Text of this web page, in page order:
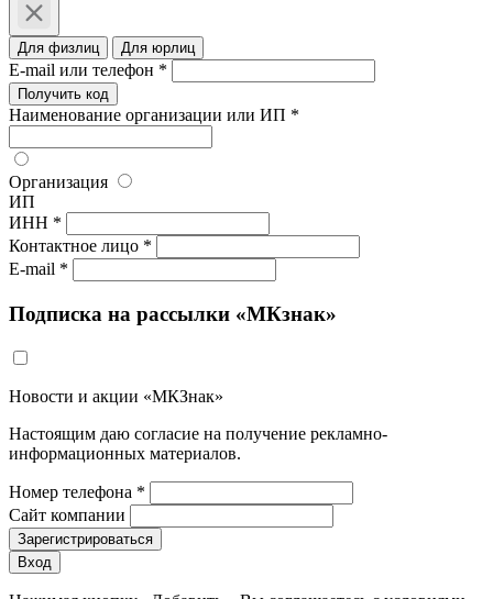
Для физлиц Для юрлиц
E-mail или телефон *
Получить код
Наименование организации или ИП *
Организация
ИП
ИНН *
Контактное лицо *
E-mail *
Подписка на рассылки «МКзнак»
Новости и акции «МКЗнак»
Настоящим даю согласие на получение рекламно-
информационных материалов.
Номер телефона *
Сайт компании
Зарегистрироваться
Вход